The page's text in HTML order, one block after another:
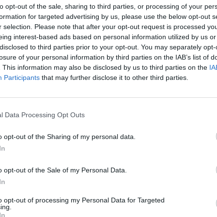
opt-out of the sale, sharing to third parties, or processing of your
for targeted advertising by us, please use the below opt-out
selection. Please note that after your opt-out request is processed
interest-based ads based on personal information utilized by us
to third parties prior to your opt-out. You may separately
of your personal information by third parties on the IAB’s list of
This information may also be disclosed by us to third parties on the
Participants that may further disclose it to other third parties.
Data Processing Opt Outs
opt-out of the Sharing of my personal data.
opt-out of the Sale of my Personal Data.
opt-out of processing my Personal Data for Targeted
Sevilla ja FC Barcelona. Toisella puoliajalla
Jules Koundéhermostui Barcelonan Jordi Alballe.
Ligassa mielenkiintoisessa ottelussa. Sevilla kaipasi
FC Barcelona ottaakseen kärkeä edes näennäisesti
Jules Koundéhermostui Barcelonan
tönäisi Sevillan puolustajaa. Tästä hermostuneena
katsoa videon tilanteesta alta.
Twitteristä